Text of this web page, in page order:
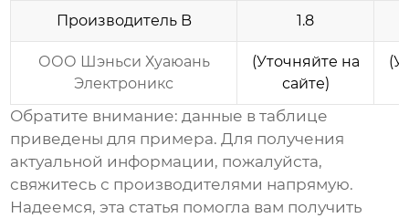
Производитель B 1.8
ООО Шэньси Хуаюань
Электроникс
(Уточняйте на
сайте)
Обратите внимание: данные в таблице
приведены для примера. Для получения
актуальной информации, пожалуйста,
свяжитесь с производителями напрямую.
Надеемся, эта статья помогла вам получить